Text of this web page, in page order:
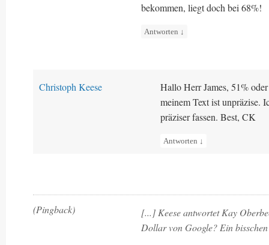
bekommen, liegt doch bei 68%!
Antworten ↓
Christoph Keese
Hallo Herr James, 51%
meinem Text ist unpräzise.
präziser fassen. Best, CK
Antworten ↓
(Pingback)
[...] Keese antwortet Kay
Dollar von Google? Ein